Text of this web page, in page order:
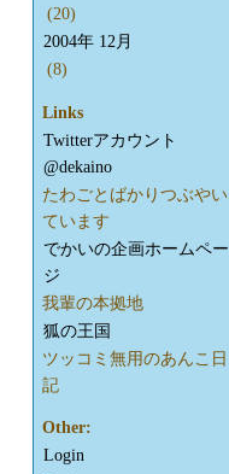
(20)
2004年 12月
(8)
Links
Twitterアカウント
@dekaino
たわごとばかりつぶやい
ています
でかいの企画ホームペー
ジ
我輩の本拠地
狐の王国
ツッコミ無用のあんこ日
記
Other:
Login